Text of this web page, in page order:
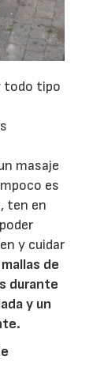
todo tipo
masaje
es
ten en
y cuidar
de
durante
y un